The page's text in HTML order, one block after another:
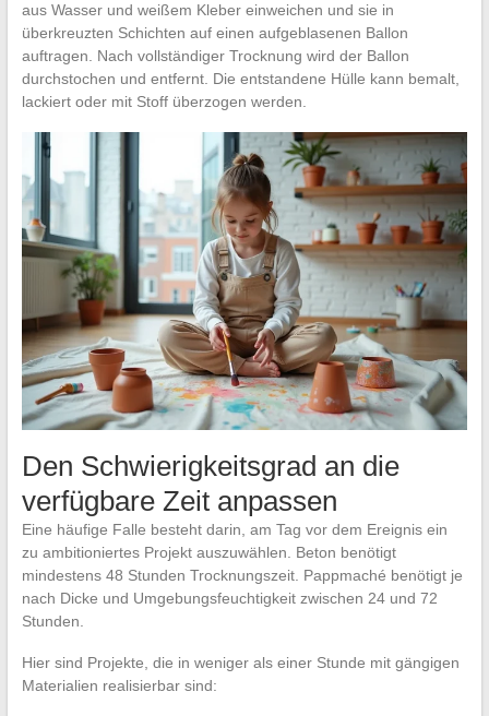
aus Wasser und weißem Kleber einweichen und sie in
überkreuzten Schichten auf einen aufgeblasenen Ballon
auftragen. Nach vollständiger Trocknung wird der Ballon
durchstochen und entfernt. Die entstandene Hülle kann bemalt,
lackiert oder mit Stoff überzogen werden.
Den Schwierigkeitsgrad an die
verfügbare Zeit anpassen
Eine häufige Falle besteht darin, am Tag vor dem Ereignis ein
zu ambitioniertes Projekt auszuwählen. Beton benötigt
mindestens 48 Stunden Trocknungszeit. Pappmaché benötigt je
nach Dicke und Umgebungsfeuchtigkeit zwischen 24 und 72
Stunden.
Hier sind Projekte, die in weniger als einer Stunde mit gängigen
Materialien realisierbar sind: